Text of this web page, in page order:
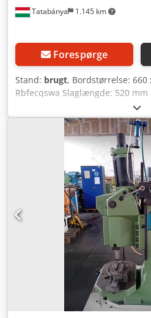
Tatabánya 1.145 km
Forespørge
Stand: brugt, Bordstørrelse: 660
Rbfecqswa Slaglængde: 520 mm